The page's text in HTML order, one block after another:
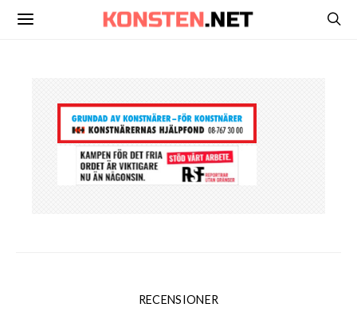
RECENSIONER